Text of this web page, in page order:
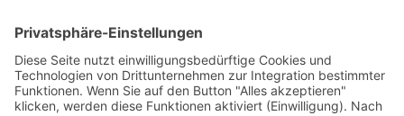
Vertrag Widerrufen